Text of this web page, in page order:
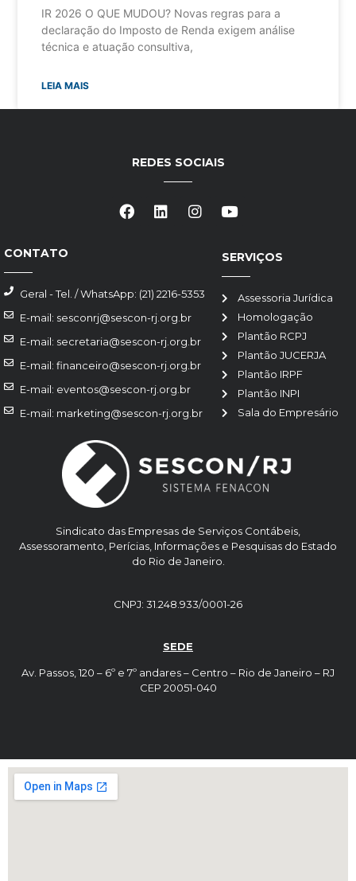
IR 2026 O QUE MUDOU? Novas regras para a
declaração do Imposto de Renda exigem análise
técnica e atuação consultiva,
LEIA MAIS
Sindicato das Empresas de Serviços Contábeis,
Assessoramento, Perícias, Informações e Pesquisas do Estado
do Rio de Janeiro.
CNPJ: 31.248.933/0001-26
SEDE
Av. Passos, 120 – 6º e 7º andares – Centro – Rio de Janeiro – RJ
CEP 20051-040
SERVIÇOS
Assessoria Jurídica
Homologação
Plantão RCPJ
Plantão JUCERJA
Plantão IRPF
Plantão INPI
Sala do Empresário
CONTATO
Geral - Tel. / WhatsApp: (21) 2216-5353
E-mail: sesconrj@sescon-rj.org.br
E-mail: secretaria@sescon-rj.org.br
E-mail: financeiro@sescon-rj.org.br
E-mail: eventos@sescon-rj.org.br
E-mail: marketing@sescon-rj.org.br
REDES SOCIAIS